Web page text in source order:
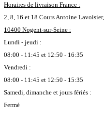
Horaires de livraison France :
2, 8, 16 et 18 Cours Antoine Lavoisier,
10400 Nogent-sur-Seine :
Lundi - jeudi :
08:00 - 11:45 et 12:50 - 16:35
Vendredi :
08:00 - 11:45 et 12:50 - 15:35
Samedi, dimanche et jours fériés :
Fermé